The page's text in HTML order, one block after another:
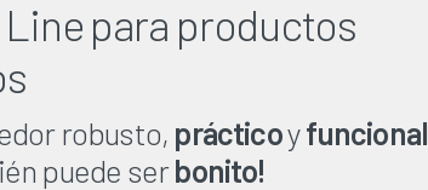
Line para productos
robusto, prácticoyfuncional
puede serbonito!